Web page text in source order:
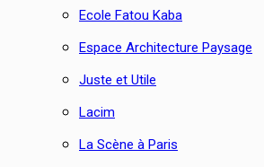
Ecole Fatou Kaba
Espace Architecture Paysage
Juste et Utile
Lacim
La Scène à Paris